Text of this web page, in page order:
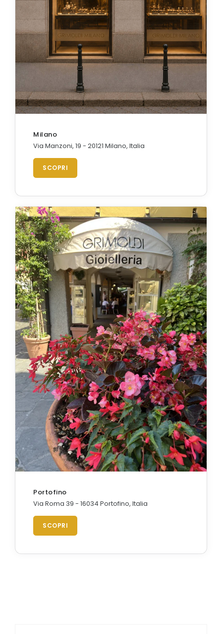
Milano
Via Manzoni, 19 - 20121 Milano, Italia
SCOPRI
Portofino
Via Roma 39 - 16034 Portofino, Italia
SCOPRI